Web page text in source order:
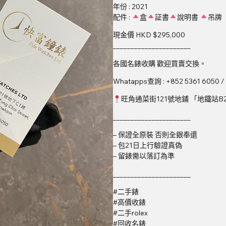
年份 : 2021
配件 :
盒 証書 說明書
吊牌
現金價 HKD $295,000
各國名錶收購 歡迎買賣交換。
Whatapps查詢 : +852 5361 6050 /
旺角通菜街121號地鋪 「地鐵站B2
– 保證全原裝 否則全銀奉還
– 包21日上行驗證真偽
– 留錶需以落訂為準
#二手錶
#高價收錶
#二手rolex
#回收名錶